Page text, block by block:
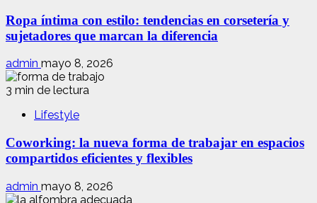
Ropa íntima con estilo: tendencias en corsetería y
sujetadores que marcan la diferencia
admin mayo 8, 2026
3 min de lectura
Lifestyle
Coworking: la nueva forma de trabajar en espacios
compartidos eficientes y flexibles
admin mayo 8, 2026